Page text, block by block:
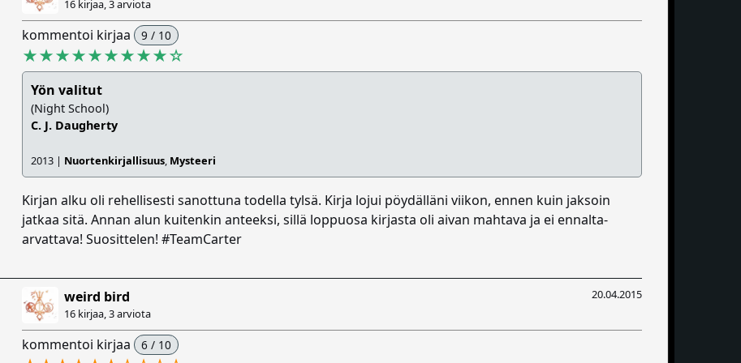
16 kirjaa, 3 arviota
kommentoi kirjaa 9 / 10
★★★★★★★★★☆
Yön valitut
(Night School)
C. J. Daugherty
2013 | Nuortenkirjallisuus, Mysteeri
Kirjan alku oli rehellisesti sanottuna todella tylsä. Kirja lojui pöydälläni viikon, ennen kuin jaksoin
jatkaa sitä. Annan alun kuitenkin anteeksi, sillä loppuosa kirjasta oli aivan mahtava ja ei ennalta-
arvattava! Suosittelen! #TeamCarter
20.04.2015
weird bird
16 kirjaa, 3 arviota
kommentoi kirjaa 6 / 10